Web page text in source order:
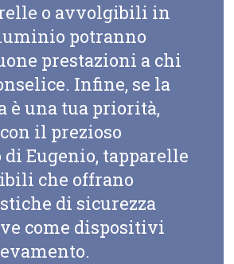
o avvolgibili in
potranno
prestazioni a chi
Infine, se la
è una tua priorità,
il prezioso
di Eugenio, tapparelle
che offrano
di sicurezza
come dispositivi